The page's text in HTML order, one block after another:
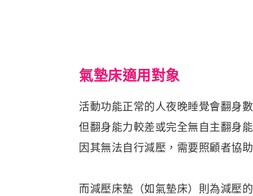
氣墊床適用對象
活動功能正常的人夜晚睡覺會翻身
但翻身能力較差或完全無自主翻身
因其無法自行減壓，需要照顧者協
而減壓床墊（如氣墊床）則為減壓